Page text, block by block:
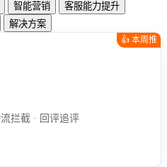
智能营销
客服能力提升
解决方案
👍 本周推
售后智能客服 · 智能建单 · 物流拦截 · 回评追评